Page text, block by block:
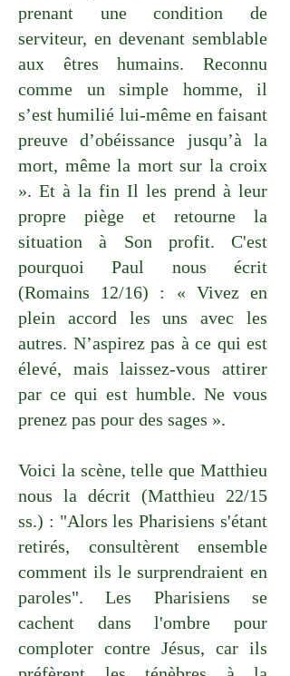
prenant une condition de
serviteur, en devenant semblable
aux êtres humains. Reconnu
comme un simple homme, il
s’est humilié lui-même en faisant
preuve d’obéissance jusqu’à la
mort, même la mort sur la croix
». Et à la fin Il les prend à leur
propre piège et retourne la
situation à Son profit. C'est
pourquoi Paul nous écrit
(Romains 12/16) : « Vivez en
plein accord les uns avec les
autres. N’aspirez pas à ce qui est
élevé, mais laissez-vous attirer
par ce qui est humble. Ne vous
prenez pas pour des sages ».
Voici la scène, telle que Matthieu
nous la décrit (Matthieu 22/15
ss.) : "Alors les Pharisiens s'étant
retirés, consultèrent ensemble
comment ils le surprendraient en
paroles". Les Pharisiens se
cachent dans l'ombre pour
comploter contre Jésus, car ils